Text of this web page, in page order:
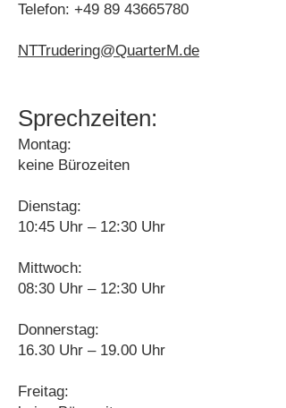
Telefon: +49 89 43665780
NTTrudering@QuarterM.de
Sprechzeiten:
Montag:
keine Bürozeiten
Dienstag:
10:45 Uhr – 12:30 Uhr
Mittwoch:
08:30 Uhr – 12:30 Uhr
Donnerstag:
16.30 Uhr – 19.00 Uhr
Freitag: